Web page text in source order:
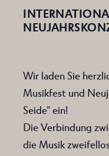
Wir laden Sie
Musikfest und
Seide“ ein!
Die Verbindung
die Musik